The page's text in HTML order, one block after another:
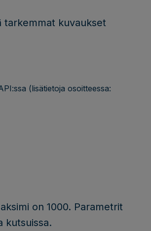
tarkemmat kuvaukset
(lisätietoja osoitteessa:
on 1000. Parametrit
kutsuissa.